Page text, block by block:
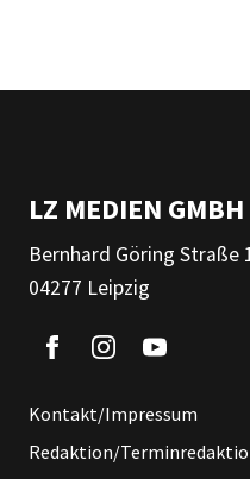
LZ MEDIEN GMBH
Bernhard Göring Straße
04277 Leipzig
Kontakt/Impressum
Redaktion/